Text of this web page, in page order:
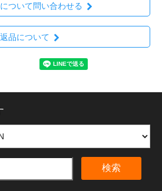
ついて問い合わせる
返品について
検索